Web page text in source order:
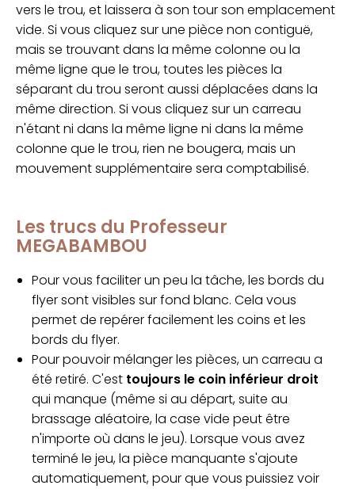
vers le trou, et laissera à son tour son emplacement
vide. Si vous cliquez sur une pièce non contiguë,
mais se trouvant dans la même colonne ou la
même ligne que le trou, toutes les pièces la
séparant du trou seront aussi déplacées dans la
même direction. Si vous cliquez sur un carreau
n'étant ni dans la même ligne ni dans la même
colonne que le trou, rien ne bougera, mais un
mouvement supplémentaire sera comptabilisé.
Les trucs du Professeur
MEGABAMBOU
Pour vous faciliter un peu la tâche, les bords du
flyer sont visibles sur fond blanc. Cela vous
permet de repérer facilement les coins et les
bords du flyer.
Pour pouvoir mélanger les pièces, un carreau a
été retiré. C'est toujours le coin inférieur droit
qui manque (même si au départ, suite au
brassage aléatoire, la case vide peut être
n'importe où dans le jeu). Lorsque vous avez
terminé le jeu, la pièce manquante s'ajoute
automatiquement, pour que vous puissiez voir